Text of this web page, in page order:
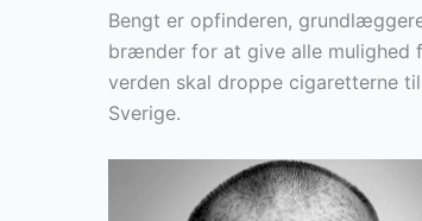
Bengt er opfinderen,
brænder for at give alle mulighed
verden skal droppe cigaretterne
Sverige.